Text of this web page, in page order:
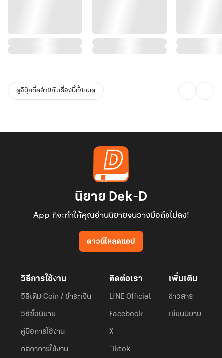
ดูอีบุ๊กที่คล้ายกับเรื่องนี้ทั้งหมด
นิยาย Dek-D
App ที่จะทำให้คุณอ่านนิยายจนวางมือถือไม่ลง!
ดาวน์โหลดแอป
วิธีการใช้งาน
วิธีเติม Coin / ชำระเงิน
วิธีซื้อนิยาย
คู่มือการใช้งาน
กติกาการใช้งาน
ติดต่อเรา
LINE Official
Facebook
X
Tiktok
เพิ่มเติม
ข่าวสาร
เขียนนิยาย